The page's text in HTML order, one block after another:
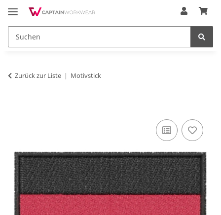
Zurück zur Liste Motivstick